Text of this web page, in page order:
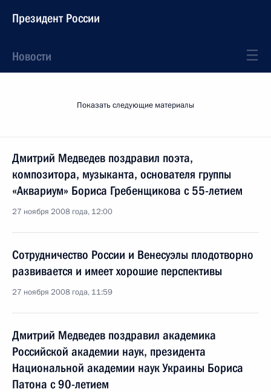
Президент России
Новости
Показать следующие материалы
Дмитрий Медведев поздравил поэта,
композитора, музыканта, основателя группы
«Аквариум» Бориса Гребенщикова с 55-летием
27 ноября 2008 года, 12:00
Сотрудничество России и Венесуэлы плодотворно
развивается и имеет хорошие перспективы
27 ноября 2008 года, 11:59
Дмитрий Медведев поздравил академика
Российской академии наук, президента
Национальной академии наук Украины Бориса
Патона с 90-летием